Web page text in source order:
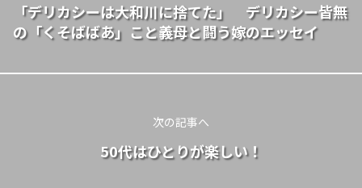
「デリカシーは大和川に捨てた」 デリカシー皆無
の「くそばばあ」こと義母と闘う嫁のエッセイ
次の記事へ
50代はひとりが楽しい！